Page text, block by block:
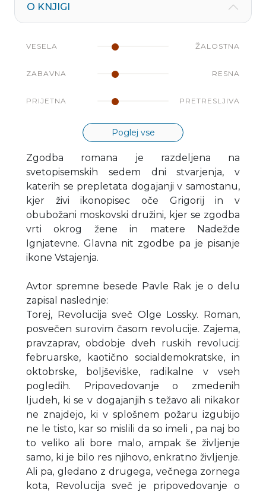
O KNJIGI
VESELA ŽALOSTNA
ZABAVNA RESNA
PRIJETNA PRETRESLJIVA
Poglej vse
Zgodba romana je razdeljena na
svetopisemskih sedem dni stvarjenja, v
katerih se prepletata dogajanji v samostanu,
kjer živi ikonopisec oče Grigorij in v
obubožani moskovski družini, kjer se zgodba
vrti okrog žene in matere Nadežde
Ignjatevne. Glavna nit zgodbe pa je pisanje
ikone Vstajenja.
Avtor spremne besede Pavle Rak je o delu
zapisal naslednje:
Torej, Revolucija sveč Olge Lossky. Roman,
posvečen surovim časom revolucije. Zajema,
pravzaprav, obdobje dveh ruskih revolucij:
februarske, kaotično socialdemokratske, in
oktobrske, boljševiške, radikalne v vseh
pogledih. Pripovedovanje o zmedenih
ljudeh, ki se v dogajanjih s težavo ali nikakor
ne znajdejo, ki v splošnem požaru izgubijo
ne le tisto, kar so mislili da so imeli , pa naj bo
to veliko ali bore malo, ampak še življenje
samo, ki je bilo res njihovo, enkratno življenje.
Ali pa, gledano z drugega, večnega zornega
kota, Revolucija sveč je pripovedovanje o